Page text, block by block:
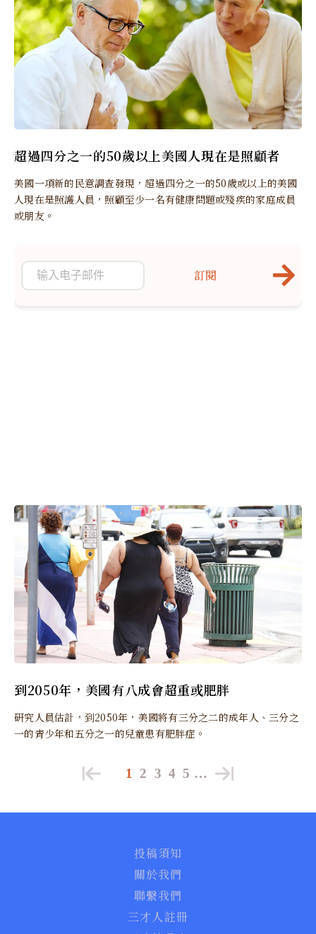
超過四分之一的50歲以上美國人現在是照顧者
美國一項新的民意調查發現，超過四分之一的50歲或以上的美國
人現在是照護人員，照顧至少一名有健康問題或殘疾的家庭成員
或朋友。
到2050年，美國有八成會超重或肥胖
研究人員估計，到2050年，美國將有三分之二的成年人、三分之
一的青少年和五分之一的兒童患有肥胖症。
訂閱
1 2 3 4 5 …
投稿須知
關於我們
聯繫我們
三才人註冊